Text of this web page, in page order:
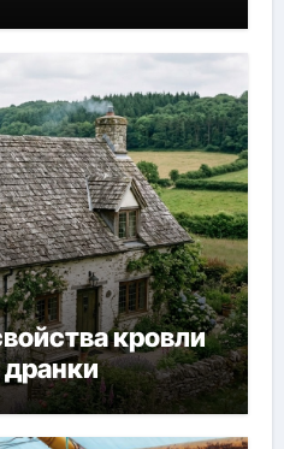
кровли
дранки